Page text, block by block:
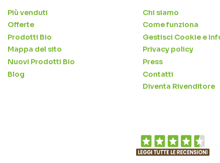
Più venduti
Offerte
Prodotti Bio
Mappa del sito
Nuovi Prodotti Bio
Blog
Chi siamo
Come funziona
Gestisci Cookie e
Privacy policy
Press
Contatti
Diventa Rivenditore